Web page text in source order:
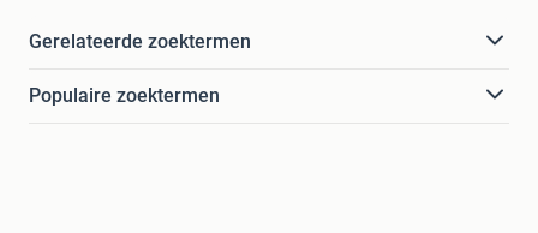
Gerelateerde zoektermen
Populaire zoektermen